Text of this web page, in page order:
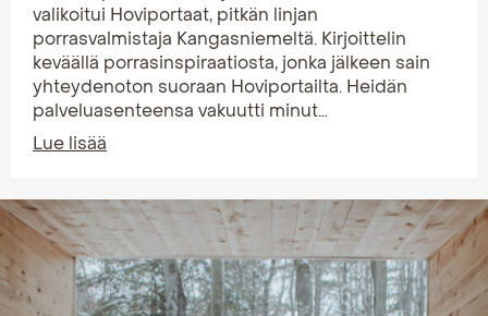
valikoitui Hoviportaat, pitkän linjan
porrasvalmistaja Kangasniemeltä. Kirjoittelin
keväällä porrasinspiraatiosta, jonka jälkeen sain
yhteydenoton suoraan Hoviportailta. Heidän
palveluasenteensa vakuutti minut…
Lue lisää